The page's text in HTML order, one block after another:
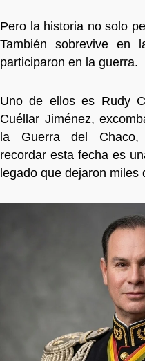
Pero la historia no solo
También sobrevive en
participaron en la guerra.
Uno de ellos es Rudy
Cuéllar Jiménez,
la Guerra del
recordar esta fecha es
legado que dejaron